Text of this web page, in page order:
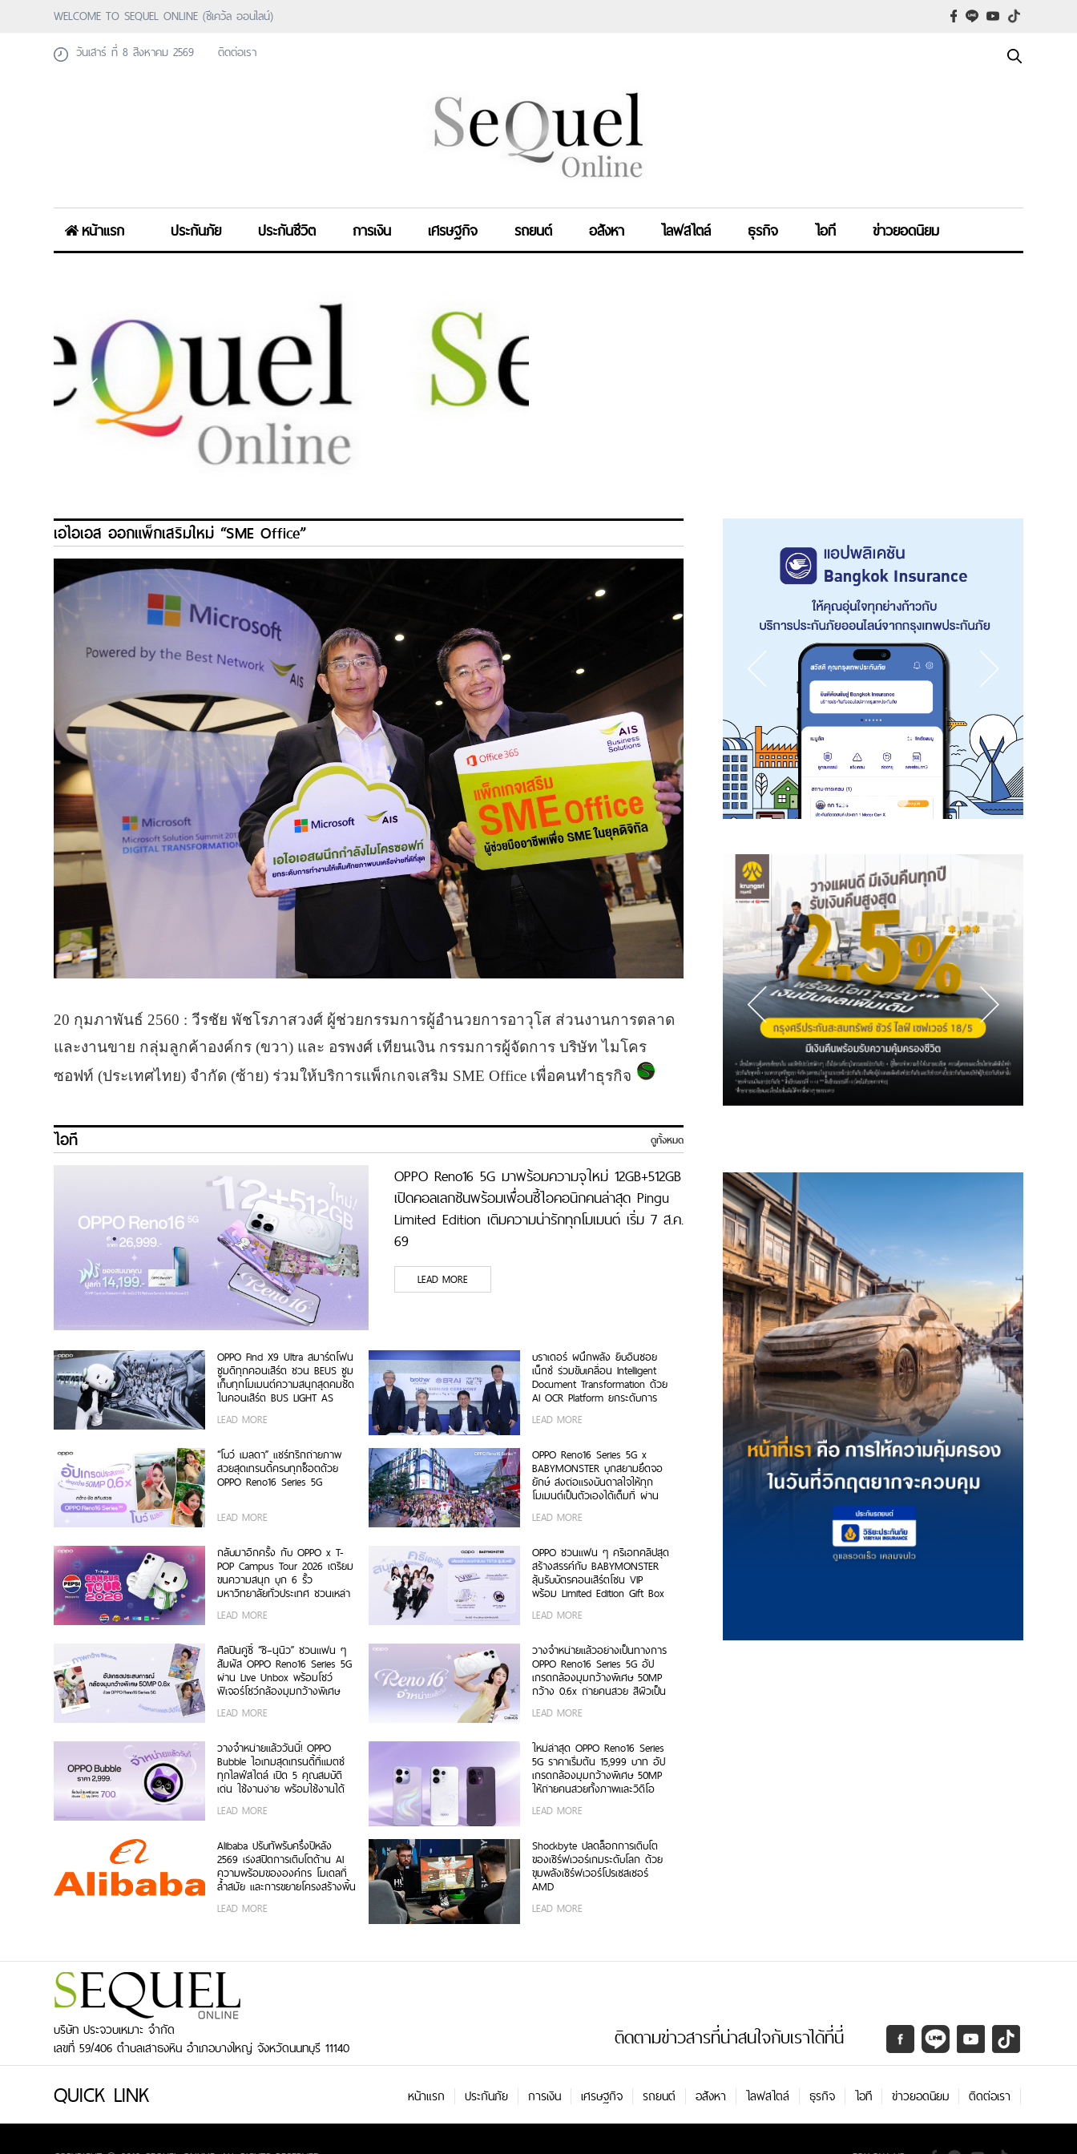
WELCOME TO SEQUEL ONLINE (ซีเคว้ล ออนไลน์)
วันเสาร์ ที่ 8 สิงหาคม 2569
ติดต่อเรา
หน้าแรก ประกันภัย ประกันชีวิต การเงิน เศรษฐกิจ รถยนต์ อสังหา ไลฟสไตล์ ธุรกิจ ไอที ข่าวยอดนิยม
เอไอเอส ออกแพ็กเสริมใหม่ “SME Office”
20 กุมภาพันธ์ 2560 : วีรชัย พัชโรภาสวงศ์ ผู้ช่วยกรรมการผู้อำนวยการอาวุโส ส่วนงานการตลาด
และงานขาย กลุ่มลูกค้าองค์กร (ขวา) และ อรพงศ์ เทียนเงิน กรรมการผู้จัดการ บริษัท ไมโคร
ซอฟท์ (ประเทศไทย) จำกัด (ซ้าย) ร่วมให้บริการแพ็กเกจเสริม SME Office เพื่อคนทำธุรกิจ
ไอที ดูทั้งหมด
OPPO Reno16 5G มาพร้อมความจุใหม่ 12GB+512GB
เปิดคอลเลกชันพร้อมเพื่อนซี้ไอคอนิกคนล่าสุด Pingu
Limited Edition เติมความน่ารักทุกโมเมนต์ เริ่ม 7 ส.ค.
69
LEAD MORE
OPPO Find X9 Ultra สมาร์ตโฟน
ซูมดีทุกคอนเสิร์ต ชวน BEUS ซูม
เก็บทุกโมเมนต์ความสนุกสุดคมชัด
ในคอนเสิร์ต BUS LIGHT AS
LEAD MORE
บราเดอร์ ผนึกพลัง ยิบอินซอย
เน็กซ์ ร่วมขับเคลื่อน Intelligent
Document Transformation ด้วย
AI OCR Platform ยกระดับการ
Enterprise
LEAD MORE
“โบว์ เมลดา” แชร์ทริกถ่ายภาพ
สวยสุดเทรนดี้ครบทุกช็อตด้วย
OPPO Reno16 Series 5G
LEAD MORE
OPPO Reno16 Series 5G x
BABYMONSTER บุกสยามยึดจอ
ยักษ์ ส่งต่อแรงบันดาลใจให้ทุก
โมเมนต์เป็นตัวเองได้เต็มที่ ผ่าน
Dance พร้อมโปรโมชันสุดเอ็กซ์คลู
LEAD MORE
กลับมาอีกครั้ง กับ OPPO x T-
POP Campus Tour 2026 เตรียม
ขนความสนุก บุก 6 รั้ว
มหาวิทยาลัยทั่วประเทศ ชวนเหล่า
Moment กับ OPPO Reno16
LEAD MORE
OPPO ชวนแฟน ๆ ครีเอทคลิปสุด
สร้างสรรค์กับ BABYMONSTER
ลุ้นรับบัตรคอนเสิร์ตโซน VIP
พร้อม Limited Edition Gift Box
6 ก.ค. – 17 ส.ค. 2569 เท่านั้น
LEAD MORE
ศิลปินคู่ซี้ “ซี–นุนิว” ชวนแฟน ๆ
สัมผัส OPPO Reno16 Series 5G
ผ่าน Live Unbox พร้อมโชว์
ฟีเจอร์โชว์กล้องมุมกว้างพิเศษ
เด่นเป็นตัวเอง
LEAD MORE
วางจำหน่ายแล้วอย่างเป็นทางการ
OPPO Reno16 Series 5G อัป
เกรดกล้องมุมกว้างพิเศษ 50MP
กว้าง 0.6x ถ่ายคนสวย สีผิวเป็น
ราคาเริ่มต้นเพียง 15,999 บาท
ค่า!
LEAD MORE
วางจำหน่ายแล้ววันนี้! OPPO
Bubble ไอเทมสุดเทรนดี้ที่แมตช์
ทุกไลฟ์สไตล์ เปิด 5 คุณสมบัติ
เด่น ใช้งานง่าย พร้อมใช้งานได้
iOS ในราคา 2,999 บาท
LEAD MORE
ใหม่ล่าสุด OPPO Reno16 Series
5G ราคาเริ่มต้น 15,999 บาท อัป
เกรดกล้องมุมกว้างพิเศษ 50MP
ให้ถ่ายคนสวยทั้งภาพและวิดีโอ
แรกในอุตสาหกรรม
LEAD MORE
Alibaba ปรับทัพรับครึ่งปีหลัง
2569 เร่งสปีดการเติบโตด้าน AI
ความพร้อมขององค์กร โมเดลที่
ล้ำสมัย และการขยายโครงสร้างพื้น
LEAD MORE
Shockbyte ปลดล็อกการเติบโต
ของเซิร์ฟเวอร์เกมระดับโลก ด้วย
ขุมพลังเซิร์ฟเวอร์โปรเซสเซอร์
AMD
LEAD MORE
บริษัท ประจวบเหมาะ จำกัด
เลขที่ 59/406 ตำบลเสาธงหิน อำเภอบางใหญ่ จังหวัดนนทบุรี 11140
ติดตามข่าวสารที่น่าสนใจกับเราได้ที่นี่
QUICK LINK หน้าแรก ประกันภัย การเงิน เศรษฐกิจ รถยนต์ อสังหา ไลฟสไตล์ ธุรกิจ ไอที ข่าวยอดนิยม ติดต่อเรา